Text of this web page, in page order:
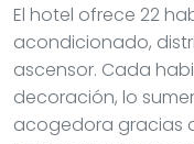
El hotel ofrece 22
acondicionado,
ascensor. Cada
decoración, lo
acogedora gracias